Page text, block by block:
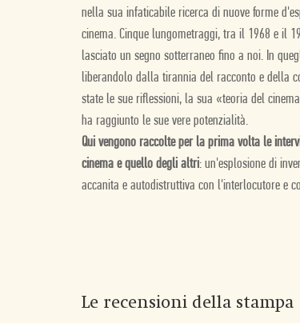
nella sua infaticabile ricerca di nuove forme
cinema. Cinque lungometraggi, tra il 1968 e il
lasciato un segno sotterraneo fino a noi. In
liberandolo dalla tirannia del racconto e della
state le sue riflessioni, la sua «teoria del
ha raggiunto le sue vere potenzialità.
Qui vengono raccolte per la prima volta le
cinema e quello degli altri: un'esplosione di
accanita e autodistruttiva con l'interlocutore e
Le recensioni della stampa